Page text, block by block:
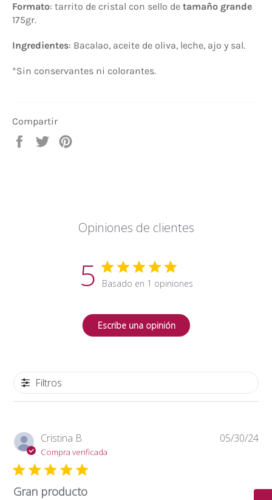
Formato: tarrito de cristal con sello de tamaño grande
175gr.
Ingredientes: Bacalao, aceite de oliva, leche, ajo y sal.
*Sin conservantes ni colorantes.
Compartir
Compartir
Tuitear
Opiniones de clientes
5 Basado en 1 opiniones
Escribe una opinión
Filtros
Cristina B.
Compra verificada
Gran producto
05/30/24